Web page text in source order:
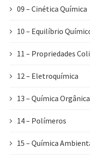
09 – Cinética Química
10 – Equilíbrio
11 – Propriedades
12 – Eletroquímica
13 – Química Orgânica
14 – Polímeros
15 – Química